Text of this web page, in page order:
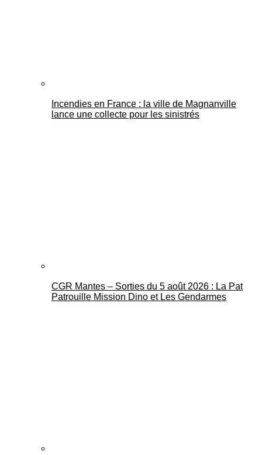
Mantes Actu
Incendies en France : la ville de Magnanville
lance une collecte pour les sinistrés
CGR Mantes – Sorties du 5 août 2026 : La Pat
Patrouille Mission Dino et Les Gendarmes